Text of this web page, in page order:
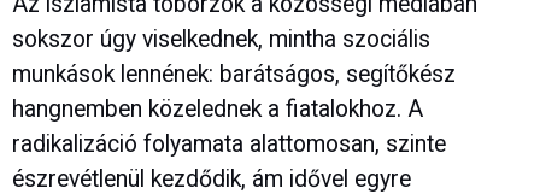
sokszor úgy viselkednek, mintha szociális
munkások lennének: barátságos, segítőkész
hangnemben közelednek a fiatalokhoz. A
radikalizáció folyamata alattomosan, szinte
észrevétlenül kezdődik, ám idővel egyre